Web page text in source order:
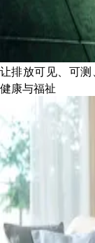
让排放可见、可测
健康与福祉